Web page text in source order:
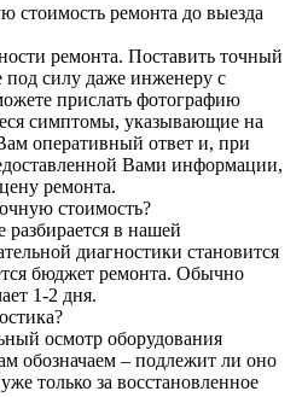
стоимость ремонта до выезда
ремонта. Поставить точный
под силу даже инженеру с
прислать фотографию
симптомы, указывающие на
оперативный ответ и, при
Вами информации,
ремонта.
стоимость?
разбирается в нашей
диагностики становится
бюджет ремонта. Обычно
1-2 дня.
осмотр оборудования
обозначаем – подлежит ли оно
только за восстановленное